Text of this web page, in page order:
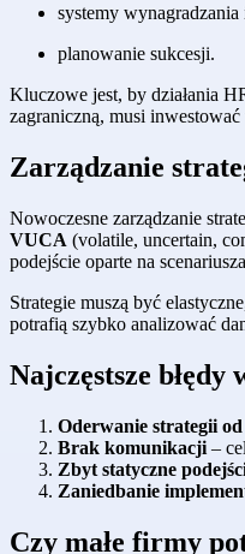
systemy
planowanie sukcesji.
Kluczowe jest, by działania
zagraniczną, musi
Zarządzanie
Nowoczesne zarządzanie
VUCA (volatile, uncertain,
podejście oparte na
Strategie muszą być
potrafią szybko analizować
Najczęstsze
Oderwanie strategii
Brak komunikacji –
Zbyt statyczne
Zaniedbanie
Czy małe firmy